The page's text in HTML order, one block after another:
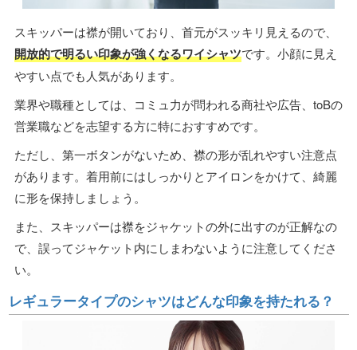
スキッパーは襟が開いており、首元がスッキリ見えるので、
開放的で明るい印象が強くなるワイシャツです。小顔に見え
やすい点でも人気があります。
業界や職種としては、コミュ力が問われる商社や広告、toBの
営業職などを志望する方に特におすすめです。
ただし、第一ボタンがないため、襟の形が乱れやすい注意点
があります。着用前にはしっかりとアイロンをかけて、綺麗
に形を保持しましょう。
また、スキッパーは襟をジャケットの外に出すのが正解なの
で、誤ってジャケット内にしまわないように注意してくださ
い。
レギュラータイプのシャツはどんな印象を持たれる？